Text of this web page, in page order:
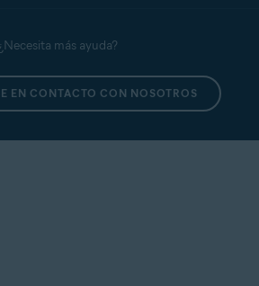
¿Necesita más ayuda?
EN CONTACTO CON NOSOTROS